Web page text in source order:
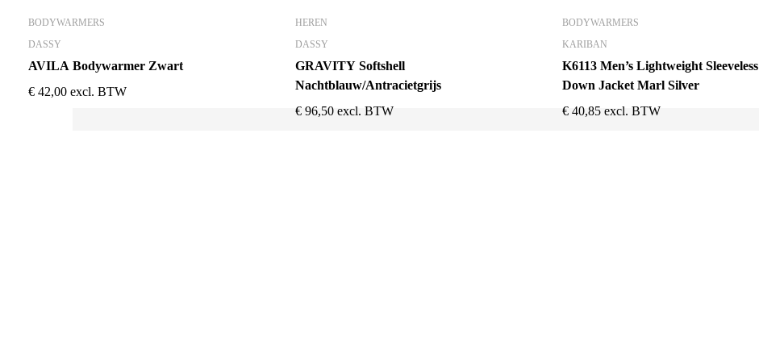
BODYWARMERS
DASSY
AVILA Bodywarmer Zwart
€ 42,00 excl. BTW
HEREN
DASSY
GRAVITY Softshell
Nachtblauw/Antracietgrijs
€ 96,50 excl. BTW
BODYWARMERS
KARIBAN
K6113 Men’s Lightweight Sleeveless
Down Jacket Marl Silver
€ 40,85 excl. BTW